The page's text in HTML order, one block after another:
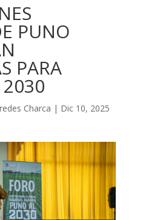
PUNO
PARA
Charca | Dic 10, 2025